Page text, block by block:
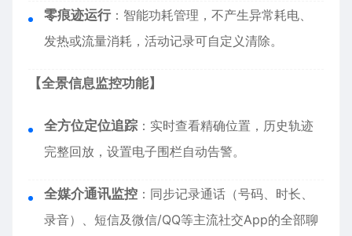
零痕迹运行：智能功耗管理，不产生异常耗电、
发热或流量消耗，活动记录可自定义清除。
【全景信息监控功能】
全方位定位追踪 ：实时查看精确位置，历史轨迹
完整回放，设置电子围栏自动告警。
全媒介通讯监控 ：同步记录通话（号码、时长、
录音）、短信及微信/QQ等主流社交App的全部聊